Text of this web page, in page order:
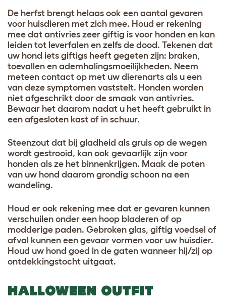
De herfst brengt helaas ook een aantal gevaren
voor huisdieren met zich mee. Houd er rekening
mee dat antivries zeer giftig is voor honden en kan
leiden tot leverfalen en zelfs de dood. Tekenen dat
uw hond iets giftigs heeft gegeten zijn: braken,
toevallen en ademhalingsmoeilijkheden. Neem
meteen contact op met uw dierenarts als u een
van deze symptomen vaststelt. Honden worden
niet afgeschrikt door de smaak van antivries.
Bewaar het daarom nadat u het heeft gebruikt in
een afgesloten kast of in schuur.
Steenzout dat bij gladheid als gruis op de wegen
wordt gestrooid, kan ook gevaarlijk zijn voor
honden als ze het binnenkrijgen. Maak de poten
van uw hond daarom grondig schoon na een
wandeling.
Houd er ook rekening mee dat er gevaren kunnen
verschuilen onder een hoop bladeren of op
modderige paden. Gebroken glas, giftig voedsel of
afval kunnen een gevaar vormen voor uw huisdier.
Houd uw hond goed in de gaten wanneer hij/zij op
ontdekkingstocht uitgaat.
HALLOWEEN OUTFIT